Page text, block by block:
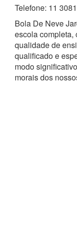
Telefone: 11
Bola De Neve
escola completa,
qualidade de
qualificado e
modo
morais dos